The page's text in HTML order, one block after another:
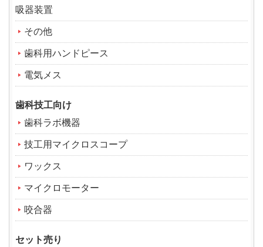
吸器装置
その他
歯科用ハンドピース
電気メス
歯科技工向け
歯科ラボ機器
技工用マイクロスコープ
ワックス
マイクロモーター
咬合器
セット売り